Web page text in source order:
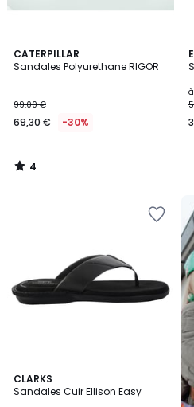
CATERPILLAR
Sandales Polyurethane RIGOR
99,00 €
69,30 € -30%
4
/
4
/
2
CLARKS
Sandales Cuir Ellison Easy
5
/
en